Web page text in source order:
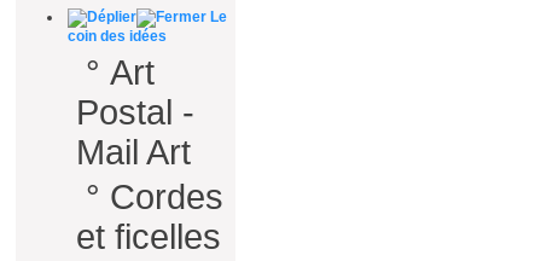
Le
coin des idées
° Art
Postal -
Mail Art
° Cordes
et ficelles